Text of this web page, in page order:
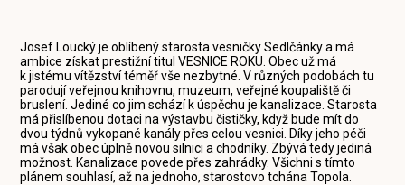
Josef Loucký je oblíbený starosta vesničky Sedlčánky a má
ambice získat prestižní titul VESNICE ROKU. Obec už má
k jistému vítězství téměř vše nezbytné. V různých podobách tu
parodují veřejnou knihovnu, muzeum, veřejné koupaliště či
bruslení. Jediné co jim schází k úspěchu je kanalizace. Starosta
má přislíbenou dotaci na výstavbu čističky, když bude mít do
dvou týdnů vykopané kanály přes celou vesnici. Díky jeho péči
má však obec úplně novou silnici a chodníky. Zbývá tedy jediná
možnost. Kanalizace povede přes zahrádky. Všichni s tímto
plánem souhlasí, až na jednoho, starostovo tchána Topola.